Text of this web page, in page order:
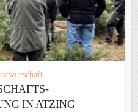
IN ATZING